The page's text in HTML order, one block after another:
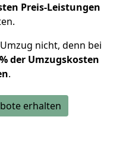
Preis-Leistungen
nicht, denn bei
der Umzugskosten
.
erhalten